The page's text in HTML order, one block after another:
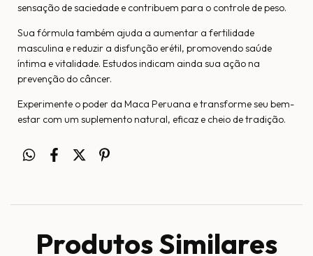
sensação de saciedade e contribuem para o controle de peso.
Sua fórmula também ajuda a aumentar a fertilidade
masculina e reduzir a disfunção erétil, promovendo saúde
íntima e vitalidade. Estudos indicam ainda sua ação na
prevenção do câncer.
Experimente o poder da Maca Peruana e transforme seu bem-
estar com um suplemento natural, eficaz e cheio de tradição.
Produtos Similares